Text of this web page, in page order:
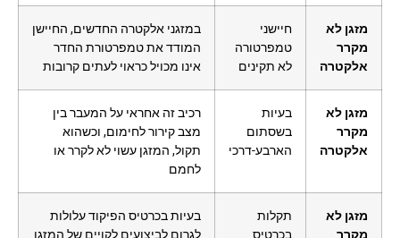
מזגן לא
מקרר
אלקטרה
חיישני
טמפרטורה
לא תקינים
במזגני אלקטרה החדשים, החיישן
המודד את טמפרטורת החדר
אינו מכויל כראוי לעתים קרובות
מזגן לא
מקרר
אלקטרה
בעיות
בשסתום
הארבע-דרכי
רכיב זה אחראי על המעבר בין
מצב קירור לחימום, וכשהוא
תקול, המזגן עשוי לא לקרר או
לחמם
מזגן לא
תקלות
בעיות בכרטיס הפיקוד עלולות